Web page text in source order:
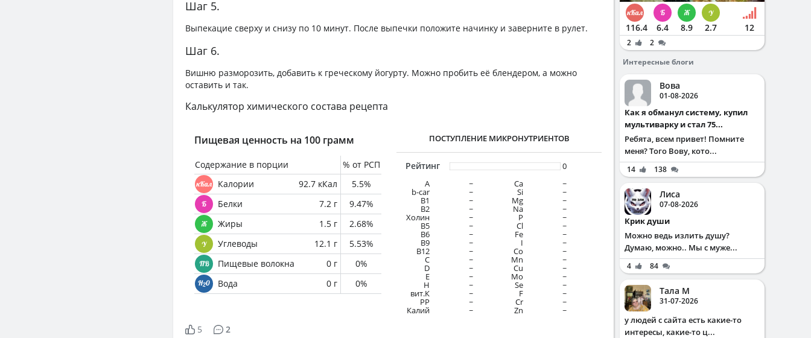
Шаг 5.
Выпекацие сверху и снизу по 10 минут. После выпечки положите начинку и заверните в рулет.
Шаг 6.
Вишню разморозить, добавить к греческому йогурту. Можно пробить её блендером, а можно
оставить и так.
Калькулятор химического состава рецепта
Пищевая ценность на 100 грамм
Содержание в порции
% от РСП
Калории
92.7 кКал
5.5%
Белки
7.2 г
9.47%
Жиры
1.5 г
2.68%
Углеводы
12.1 г
5.53%
Пищевые волокна
0 г
0%
Вода
0 г 0%
ПОСТУПЛЕНИЕ МИКРОНУТРИЕНТОВ
Рейтинг
0
A
~
b-car ~
В1 ~
B2 ~
Холин ~
B5 ~
B6 ~
B9 ~
B12 ~
C ~
D ~
E ~
H ~
вит.К ~
PP ~
Калий ~
Ca ~
Si ~
Mg ~
Na ~
P ~
Cl ~
Fe ~
I ~
Co ~
Mn ~
Cu ~
Mo ~
Se ~
F ~
Cr ~
Zn ~
5 2
116.4 6.4 8.9 2.7 12
2
2
Интересные блоги
Вова
01-08-2026
Как я обманул систему, купил
мультиварку и стал 75...
Ребята, всем привет! Помните
меня? Того Вову, кото...
14 138
Лиса
07-08-2026
Крик души
Можно ведь излить душу?
Думаю, можно.. Мы с муже...
4 84
Тала М
31-07-2026
у людей с сайта есть какие-то
интересы, какие-то ц...